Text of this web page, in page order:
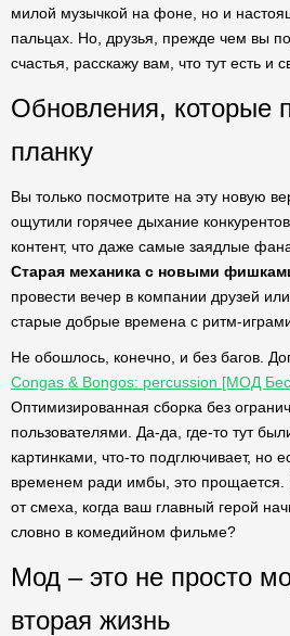
милой музычкой на фоне, но и
пальцах. Но, друзья, прежде чем вы
счастья, расскажу вам, что тут есть и
Обновления, которые
планку
Вы только посмотрите на эту новую
ощутили горячее дыхание
контент, что даже самые заядлые
Старая механика с новыми
провести вечер в компании друзей
старые добрые времена с ритм-
Не обошлось, конечно, и без багов.
Congas & Bongos: percussion [МОД
Оптимизированная сборка без
пользователями. Да-да, где-то тут
картинками, что-то подглючивает, но
временем ради имбы, это прощается.
от смеха, когда ваш главный герой
словно в комедийном фильме?
Мод – это не просто
вторая жизнь